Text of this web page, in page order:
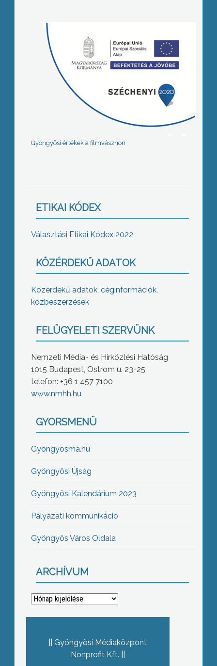
Gyöngyösi értékek a filmvásznon
ETIKAI KÓDEX
Választási Etikai Kódex 2022
KÖZÉRDEKŰ ADATOK
Közérdekű adatok, céginformációk,
közbeszerzések
FELÜGYELETI SZERVÜNK
Nemzeti Média- és Hírközlési Hatóság
1015 Budapest, Ostrom u. 23-25
telefon: +36 1 457 7100
www.nmhh.hu
GYORSMENÜ
Gyöngyösma.hu
Gyöngyösi Újság
Gyöngyösi Kalendárium 2023
Pályázati kommunikáció
Gyöngyös Város Oldala
ARCHÍVUM
Archívum
Gyöngyösi Médiaközpont
Nonprofit Kft.